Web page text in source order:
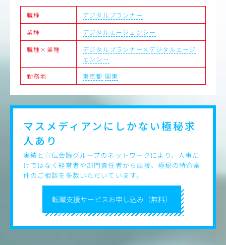
作成。基本はメール、電話でのやり取りが中心。お客様か
らのデータ作成依頼を正確に理解し、制作部門へ原稿手配
を行う。
・進行管理：社内外の制作部門と連携し、スケジュールや
タスクの進捗を管理。急な増刷対応や納期調整も顧客の信
頼に繋がります。
・校正・検品：作成したデータが正しいか確認を行う。デ
ジタル校正ツールを補助ツールとしても活用。最終成果物
の緻密なチェック。
職種
デジタルプランナー
業種
デジタルエージェンシー
職種×業種
デジタルプランナー×デジタルエージ
ェンシー
勤務地
東京都 関東
転職支援サービスお申し込み（無料）
マスメディアンにしかない極秘求
人あり
実績と宣伝会議グループのネットワークにより、人事だ
けではなく経営者や部門責任者から直接、極秘の特命案
件のご相談を多数いただいています。